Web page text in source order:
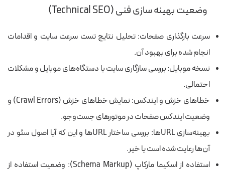
وضعیت بهینه سازی فنی (Technical SEO)
سرعت بارگذاری صفحات: تحلیل نتایج تست سرعت سایت و اقدامات
انجام‌ شده برای بهبود آن.
نسخه موبایل: بررسی سازگاری سایت با دستگاه‌های موبایل و مشکلات
احتمالی.
خطاهای خزش و ایندکس: نمایش خطاهای خزش (Crawl Errors) و
وضعیت ایندکس صفحات در موتورهای جست‌وجو.
بهینه‌سازی URL‌ها: بررسی ساختار URL‌ها و این که آیا اصول سئو در
آن‌ها رعایت شده است یا خیر.
استفاده از اسکیما مارکاپ (Schema Markup): وضعیت استفاده از